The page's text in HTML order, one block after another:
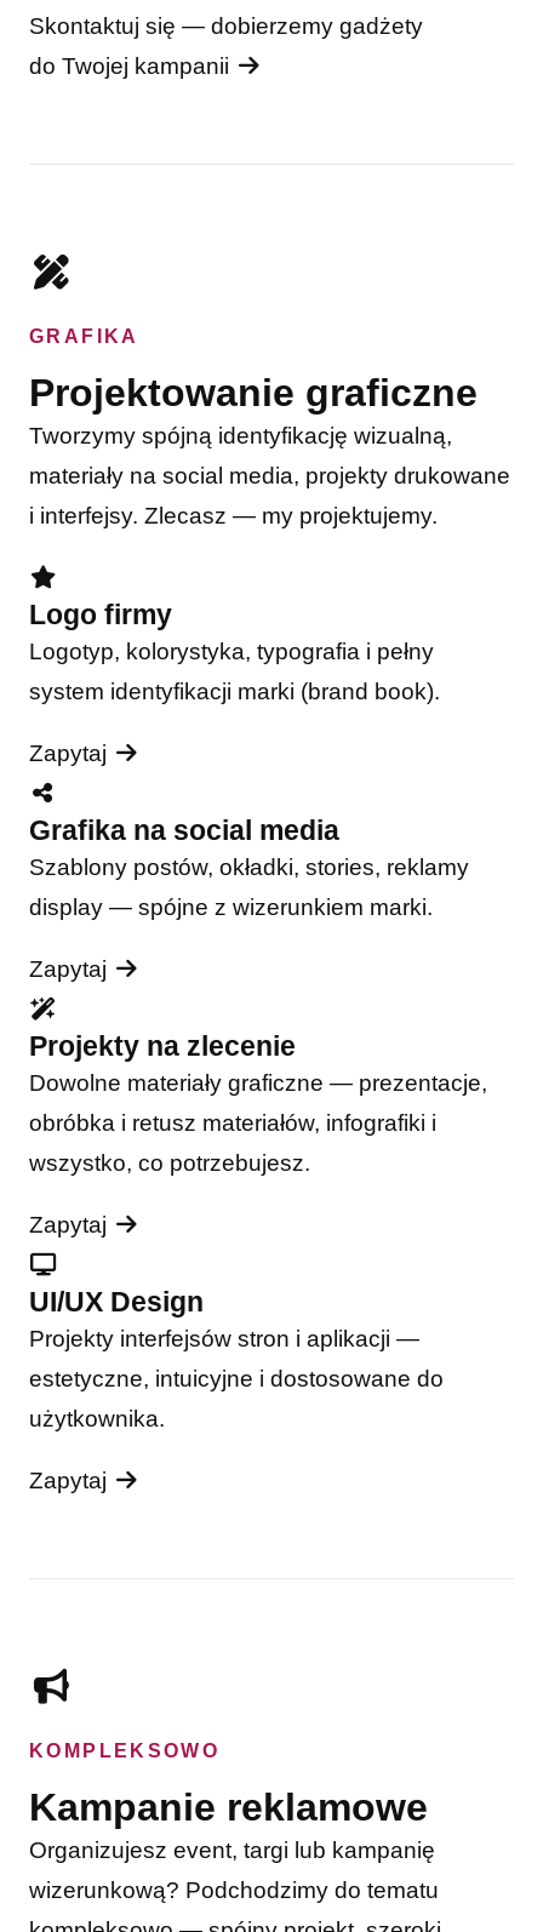
Skontaktuj się — dobierzemy gadżety
do Twojej kampanii
GRAFIKA
Projektowanie graficzne
Tworzymy spójną identyfikację wizualną,
materiały na social media, projekty drukowane
i interfejsy. Zlecasz — my projektujemy.
Logo firmy
Logotyp, kolorystyka, typografia i pełny
system identyfikacji marki (brand book).
Zapytaj
Grafika na social media
Szablony postów, okładki, stories, reklamy
display — spójne z wizerunkiem marki.
Zapytaj
Projekty na zlecenie
Dowolne materiały graficzne — prezentacje,
obróbka i retusz materiałów, infografiki i
wszystko, co potrzebujesz.
Zapytaj
UI/UX Design
Projekty interfejsów stron i aplikacji —
estetyczne, intuicyjne i dostosowane do
użytkownika.
Zapytaj
KOMPLEKSOWO
Kampanie reklamowe
Organizujesz event, targi lub kampanię
wizerunkową? Podchodzimy do tematu